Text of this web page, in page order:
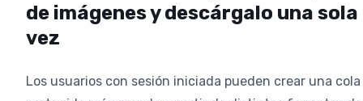
de imágenes y descárgalo una sola
vez
Los usuarios con sesión iniciada pueden crear una cola